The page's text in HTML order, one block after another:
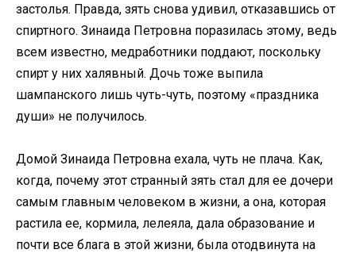
застолья. Правда, зять снова удивил, отказавшись от
спиртного. Зинаида Петровна поразилась этому, ведь
всем известно, медработники поддают, поскольку
спирт у них халявный. Дочь тоже выпила
шампанского лишь чуть-чуть, поэтому «праздника
души» не получилось.
Домой Зинаида Петровна ехала, чуть не плача. Как,
когда, почему этот странный зять стал для ее дочери
самым главным человеком в жизни, а она, которая
растила ее, кормила, лелеяла, дала образование и
почти все блага в этой жизни, была отодвинута на